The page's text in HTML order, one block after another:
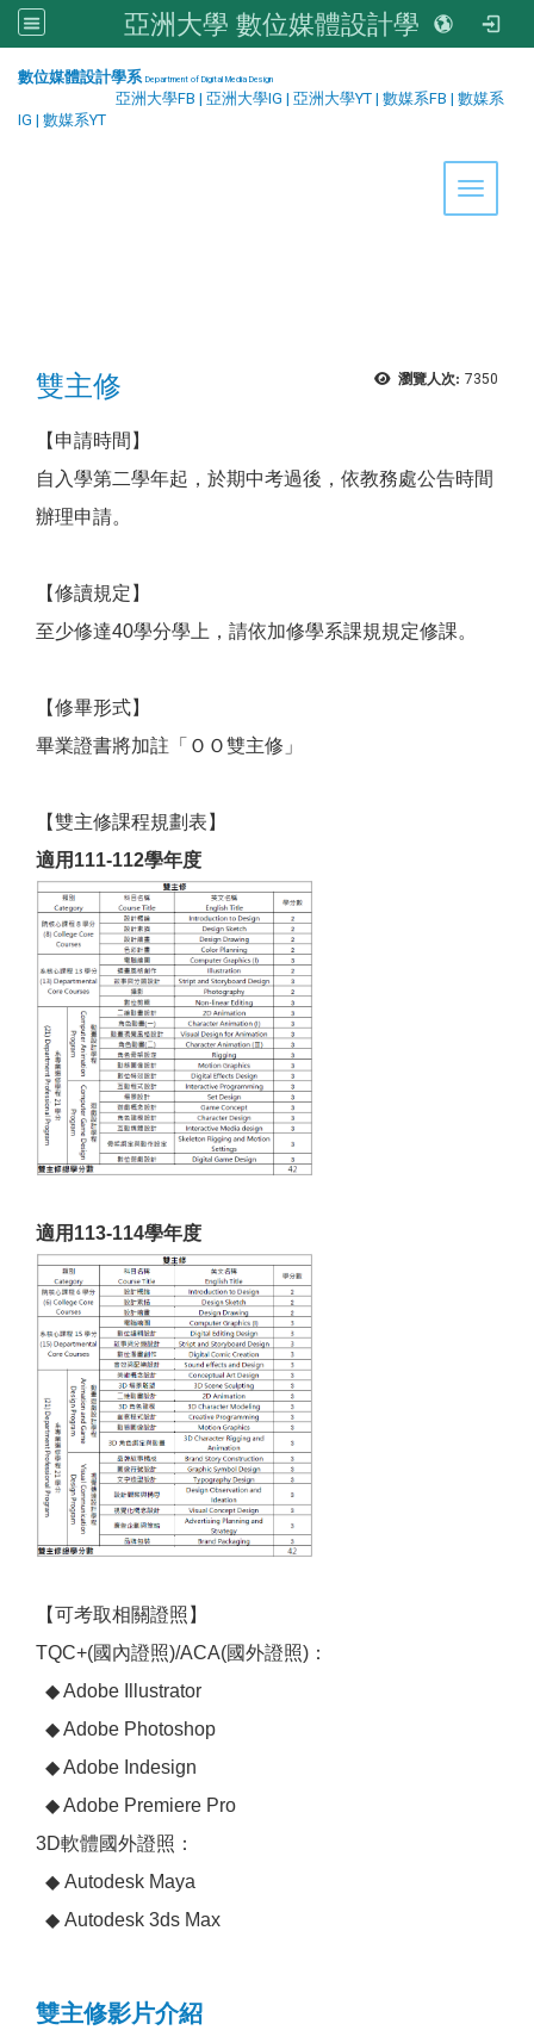
亞洲大學 數位媒體設計學系
數位媒體設計學系 Department of Digital Media Design
亞洲大學FB | 亞洲大學IG | 亞洲大學YT | 數媒系FB | 數媒系
IG | 數媒系YT
Toggle
瀏覽人次: 7350
雙主修
【申請時間】
自入學第二學年起，於期中考過後，依教務處公告時間
辦理申請。
【修讀規定】
至少修達40學分學上，請依加修學系課規規定修課。
【修畢形式】
畢業證書將加註「ＯＯ雙主修」
【雙主修課程規劃表】
適用111-112學年度
適用113-114學年度
【可考取相關證照】
TQC+(國內證照)/ACA(國外證照)：
◆ Adobe Illustrator
◆ Adobe Photoshop
◆ Adobe Indesign
◆ Adobe Premiere Pro
3D軟體國外證照：
◆ Autodesk Maya
◆ Autodesk 3ds Max
雙主修影片介紹